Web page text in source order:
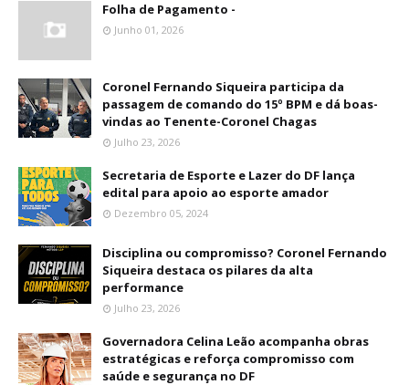
Folha de Pagamento -
Junho 01, 2026
Coronel Fernando Siqueira participa da
passagem de comando do 15º BPM e dá boas-
vindas ao Tenente-Coronel Chagas
Julho 23, 2026
Secretaria de Esporte e Lazer do DF lança
edital para apoio ao esporte amador
Dezembro 05, 2024
Disciplina ou compromisso? Coronel Fernando
Siqueira destaca os pilares da alta
performance
Julho 23, 2026
Governadora Celina Leão acompanha obras
estratégicas e reforça compromisso com
saúde e segurança no DF